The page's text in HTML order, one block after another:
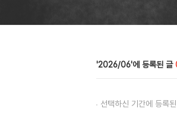
2026/06
선택하신 기간에 등록